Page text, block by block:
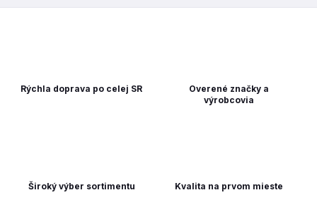
Kvalita na prvom mieste
Overené značky a
výrobcovia
Rýchla doprava po celej SR
Široký výber sortimentu